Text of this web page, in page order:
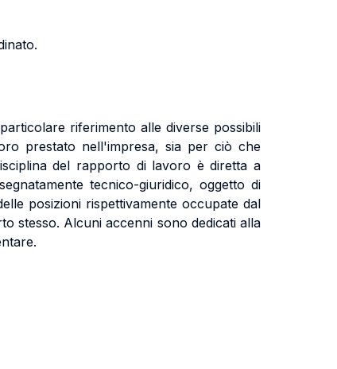
riferimento alle diverse possibili
prestato nell'impresa, sia per ciò che
del rapporto di lavoro è diretta a
tecnico-giuridico, oggetto di
posizioni rispettivamente occupate dal
stesso. Alcuni accenni sono dedicati alla